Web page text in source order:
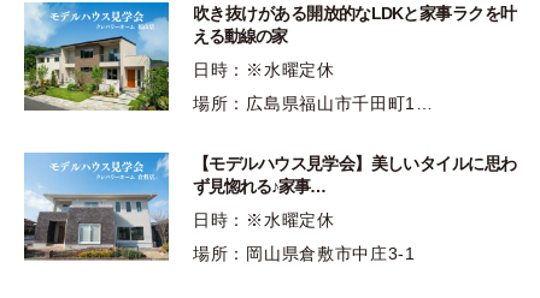
吹き抜けがある開放的なLDKと家事ラクを叶
える動線の家
日時：※水曜定休
場所：広島県福山市千田町1…
【モデルハウス見学会】美しいタイルに思わ
ず見惚れる♪家事…
日時：※水曜定休
場所：岡山県倉敷市中庄3-1